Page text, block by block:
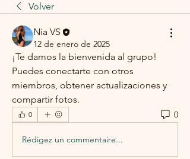
Volver
Nia VS
12 de enero de 2025
¡Te damos la bienvenida al grupo!
Puedes conectarte con otros
miembros, obtener actualizaciones y
compartir fotos.
0 0
Rédigez un commentaire...